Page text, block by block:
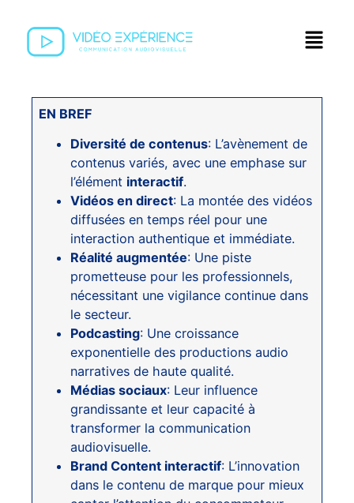
EN BREF
Diversité de contenus: L’avènement de
contenus variés, avec une emphase sur
l’élément interactif.
Vidéos en direct: La montée des vidéos
diffusées en temps réel pour une
interaction authentique et immédiate.
Réalité augmentée: Une piste
prometteuse pour les professionnels,
nécessitant une vigilance continue dans
le secteur.
Podcasting: Une croissance
exponentielle des productions audio
narratives de haute qualité.
Médias sociaux: Leur influence
grandissante et leur capacité à
transformer la communication
audiovisuelle.
Brand Content interactif: L’innovation
dans le contenu de marque pour mieux